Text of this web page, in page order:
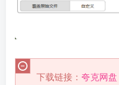
下载链接： 夸克网盘